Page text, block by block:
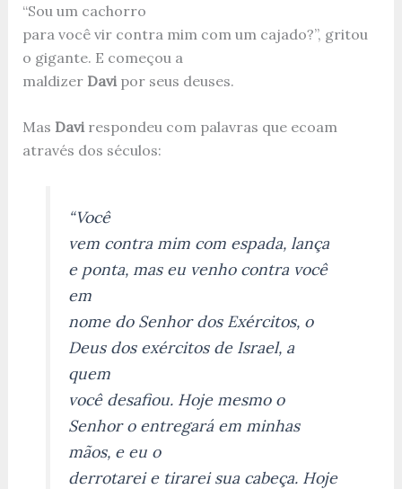
“Sou um cachorro
para você vir contra mim com um cajado?”, gritou
o gigante. E começou a
maldizer Davipor seus deuses.
Mas Davirespondeu com palavras que ecoam
através dos séculos:
“Você
vem contra mim com espada, lança
e ponta, mas eu venho contra você
em
nome do Senhor dos Exércitos, o
Deus dos exércitos de Israel, a
quem
você desafiou. Hoje mesmo o
Senhor o entregará em minhas
mãos, e eu o
derrotarei e tirarei sua cabeça. Hoje